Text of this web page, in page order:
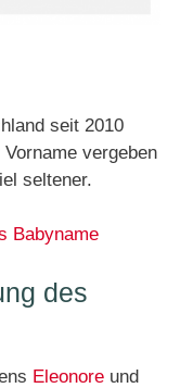
seit 2010
vergeben
seltener.
Babyname
des
Eleonore und